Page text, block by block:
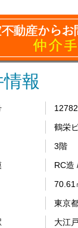
報
12782
鶴栄
3階
RC造
70.61
東京
大江